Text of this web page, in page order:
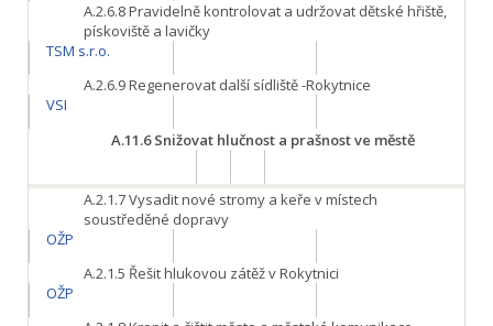
A.2.6.8Pravidelně kontrolovat a udržovat dětské hřiště,
pískoviště a lavičky
TSM s.r.o.
A.2.6.9Regenerovat další sídliště -Rokytnice
VSI
A.11.6Snižovat hlučnost a prašnost ve městě
A.2.1.7Vysadit nové stromy a keře v místech
soustředěné dopravy
OŽP
A.2.1.5 Řešit hlukovou zátěž v Rokytnici
OŽP